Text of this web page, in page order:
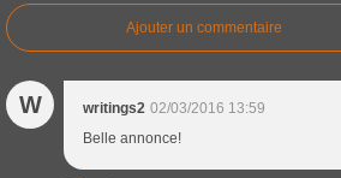
Ajouter un commentaire
W writings2 02/03/2016 13:59
Belle annonce!